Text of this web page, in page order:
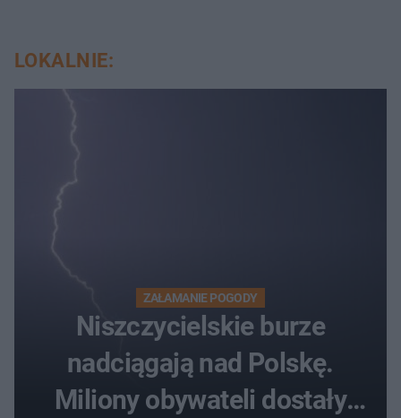
LOKALNIE:
ZAŁAMANIE POGODY
Niszczycielskie burze
nadciągają nad Polskę.
Miliony obywateli dostały